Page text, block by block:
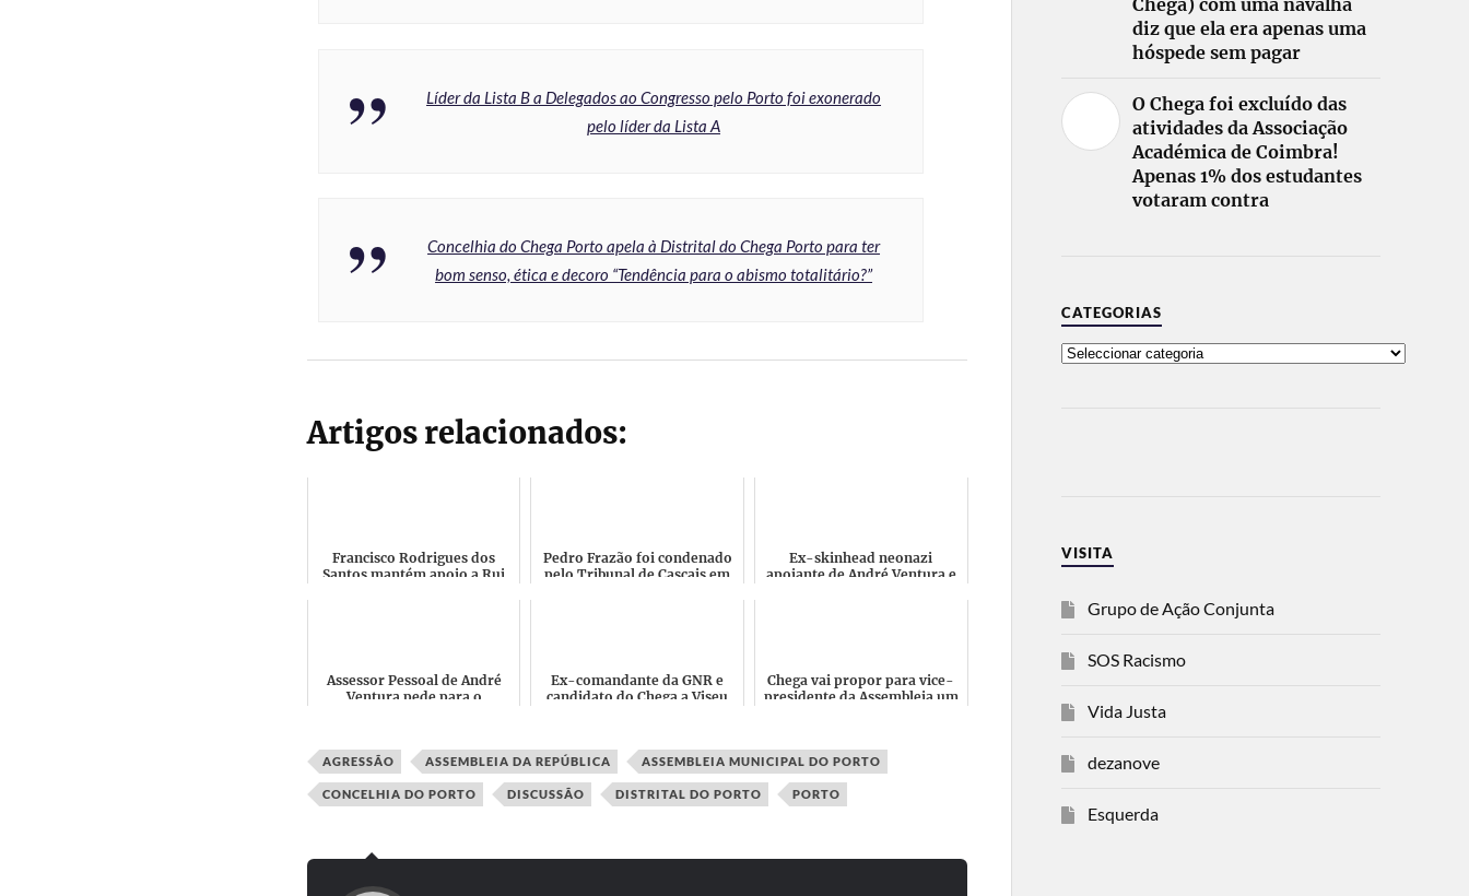
Líder da Lista B a Delegados ao Congresso pelo Porto foi exonerado
pelo líder da Lista A
Concelhia do Chega Porto apela à Distrital do Chega Porto para ter
bom senso, ética e decoro “Tendência para o abismo totalitário?”
Artigos relacionados:
Francisco Rodrigues dos
Santos mantém apoio a Rui
Pedro Frazão foi condenado
pelo Tribunal de Cascais em
Ex-skinhead neonazi
apoiante de André Ventura e
Assessor Pessoal de André
Ventura pede para o
Ex-comandante da GNR e
candidato do Chega a Viseu
Chega vai propor para vice-
presidente da Assembleia um
AGRESSÃO ASSEMBLEIA DA REPÚBLICA ASSEMBLEIA MUNICIPAL DO PORTO
CONCELHIA DO PORTO DISCUSSÃO DISTRITAL DO PORTO PORTO
Chega) com uma navalha
diz que ela era apenas uma
hóspede sem pagar
O Chega foi excluído das
atividades da Associação
Académica de Coimbra!
Apenas 1% dos estudantes
votaram contra
CATEGORIAS
VISITA
Grupo de Ação Conjunta
SOS Racismo
Vida Justa
dezanove
Esquerda